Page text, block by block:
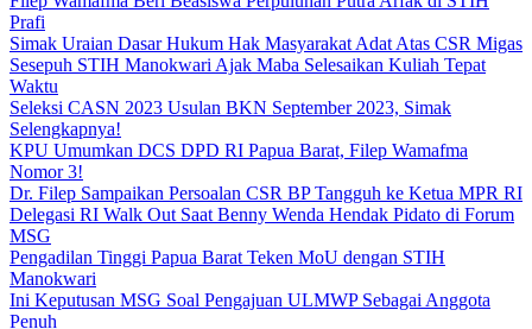
Prafi
Simak Uraian Dasar Hukum Hak Masyarakat Adat Atas CSR Migas
Sesepuh STIH Manokwari Ajak Maba Selesaikan Kuliah Tepat
Waktu
Seleksi CASN 2023 Usulan BKN September 2023, Simak
Selengkapnya!
KPU Umumkan DCS DPD RI Papua Barat, Filep Wamafma
Nomor 3!
Dr. Filep Sampaikan Persoalan CSR BP Tangguh ke Ketua MPR RI
Delegasi RI Walk Out Saat Benny Wenda Hendak Pidato di Forum
MSG
Pengadilan Tinggi Papua Barat Teken MoU dengan STIH
Manokwari
Ini Keputusan MSG Soal Pengajuan ULMWP Sebagai Anggota
Penuh